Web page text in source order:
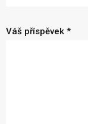
Váš příspěvek *